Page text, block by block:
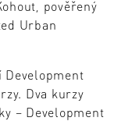
pověřený
Urban
Development
Dva kurzy
– Development